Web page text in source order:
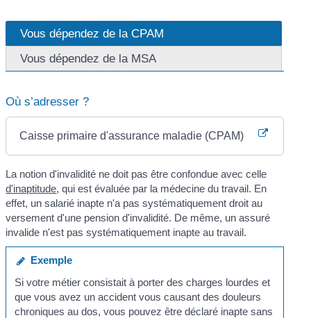
Vous dépendez de la CPAM
Vous dépendez de la MSA
Où s’adresser ?
Caisse primaire d'assurance maladie (CPAM)
La notion d'invalidité ne doit pas être confondue avec celle
d'inaptitude, qui est évaluée par la médecine du travail. En
effet, un salarié inapte n'a pas systématiquement droit au
versement d'une pension d'invalidité. De même, un assuré
invalide n'est pas systématiquement inapte au travail.
Exemple
Si votre métier consistait à porter des charges lourdes et
que vous avez un accident vous causant des douleurs
chroniques au dos, vous pouvez être déclaré inapte sans